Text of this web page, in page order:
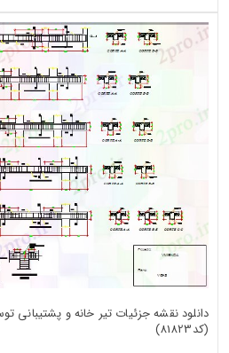
دانلود نقشه جزئیات تیر خانه و پشتیبانی
(کد81823)